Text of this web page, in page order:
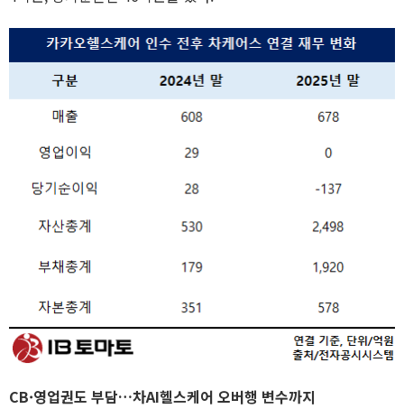
CB·영업권도 부담…차AI헬스케어 오버행 변수까지